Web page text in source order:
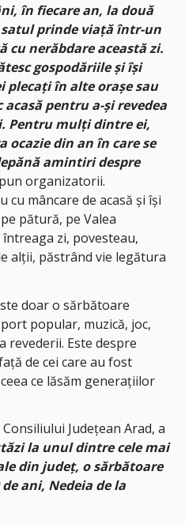
în fiecare an, la două
prinde viață într-un
cu nerăbdare această zi.
gospodăriile și își
plecați în alte orașe sau
pentru a-și revedea
Pentru mulți dintre ei,
ocazie din an în care se
amintiri despre
organizatorii.
cu mâncare de acasă și își
pătură, pe Valea
zi, povesteau,
alții, păstrând vie legătura
doar o sărbătoare
popular, muzică, joc,
revederii. Este despre
de cei care au fost
ce lăsăm generațiilor
Județean Arad, a
la unul dintre cele mai
din județ, o sărbătoare
ani, Nedeia de la